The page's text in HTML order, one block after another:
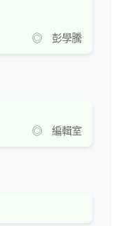
◎ 彭學騰
◎ 編輯室